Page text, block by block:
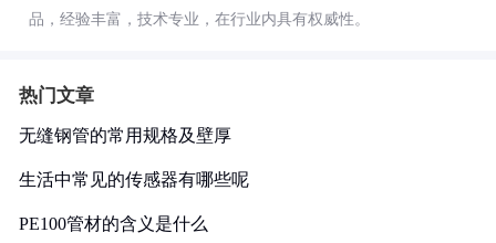
品，经验丰富，技术专业，在行业内具有权威性。
热门文章
无缝钢管的常用规格及壁厚
生活中常见的传感器有哪些呢
PE100管材的含义是什么